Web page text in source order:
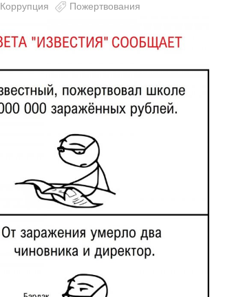
Коррупция Пожертвования